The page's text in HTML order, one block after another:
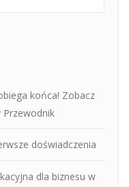
końca! Zobacz
doświadczenia
dla biznesu w